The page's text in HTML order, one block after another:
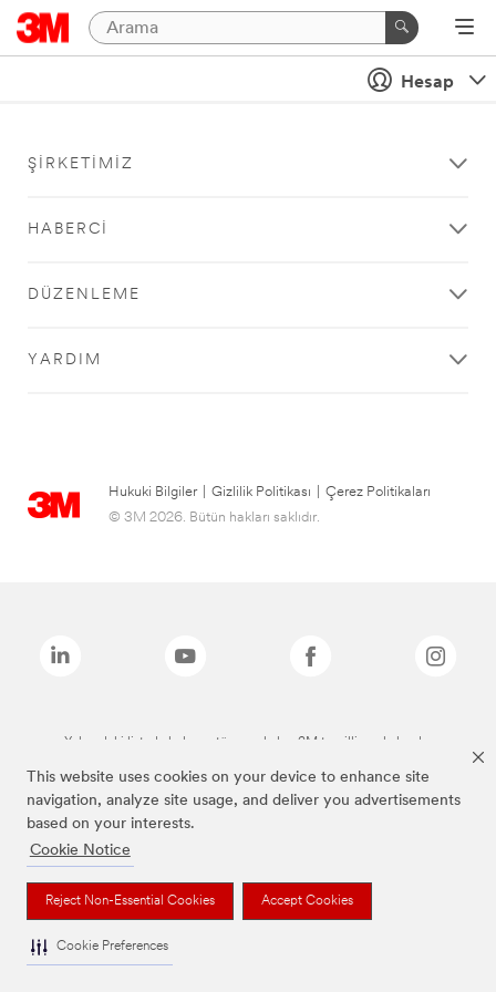
This website uses cookies on your device to enhance site
navigation, analyze site usage, and deliver you advertisements
based on your interests.
Cookie Notice
Reject Non-Essential Cookies Accept Cookies
Cookie Preferences
Hesap
ŞIRKETIMIZ
HABERCI
DÜZENLEME
YARDIM
Hukuki Bilgiler Gizlilik Politikası
Çerez Politikaları
© 3M 2026. Bütün hakları saklıdır.
Yukarıdaki listede bulunan tüm markalar, 3M tescilli markalarıdır.